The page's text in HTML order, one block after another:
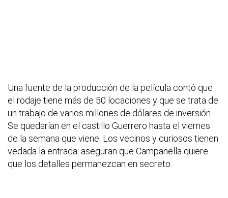
Una fuente de la producción de la película contó que
el rodaje tiene más de 50 locaciones y que se trata de
un trabajo de varios millones de dólares de inversión.
Se quedarían en el castillo Guerrero hasta el viernes
de la semana que viene. Los vecinos y curiosos tienen
vedada la entrada: aseguran que Campanella quiere
que los detalles permanezcan en secreto.